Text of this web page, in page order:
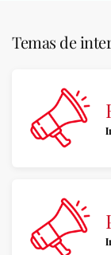
Temas de